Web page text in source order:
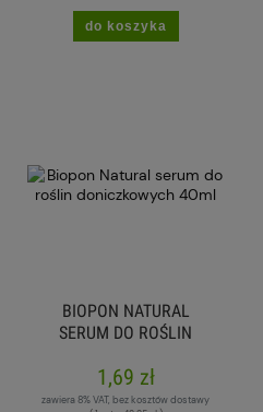
do koszyka
BIOPON NATURAL
SERUM DO ROŚLIN
1,69 zł
zawiera 8% VAT, bez kosztów dostawy